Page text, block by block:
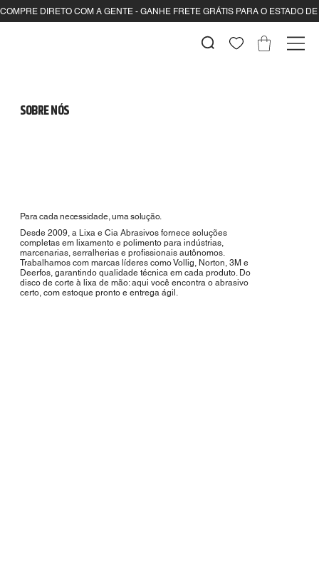
SOBRE NÓS
Para cada necessidade, uma solução.
Desde 2009, a Lixa e Cia Abrasivos fornece soluções
completas em lixamento e polimento para indústrias,
marcenarias, serralherias e profissionais autônomos.
Trabalhamos com marcas líderes como Vollig, Norton, 3M e
Deerfos, garantindo qualidade técnica em cada produto. Do
disco de corte à lixa de mão: aqui você encontra o abrasivo
certo, com estoque pronto e entrega ágil.